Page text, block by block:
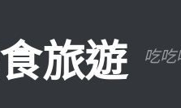
旅遊 吃